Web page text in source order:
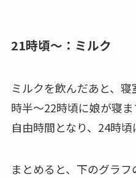
21時頃～：ミルク
ミルクを飲んだあと、
時半～22時頃に娘が寝
自由時間となり、24時頃
まとめると、下のグラ